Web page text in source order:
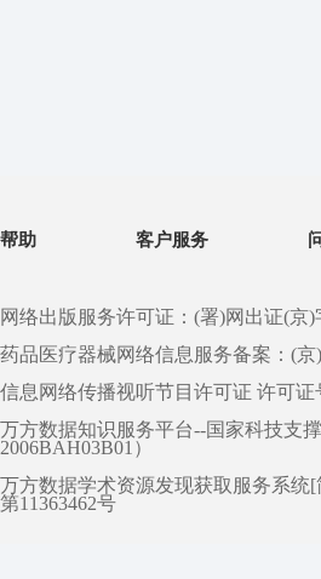
帮助 客户服务
网络出版服务许可证：(署)网出证(京)
药品医疗器械网络信息服务备案：(
信息网络传播视听节目许可证 许可证
万方数据知识服务平台--国家科技支
2006BAH03B01）
万方数据学术资源发现获取服务系统
第11363462号